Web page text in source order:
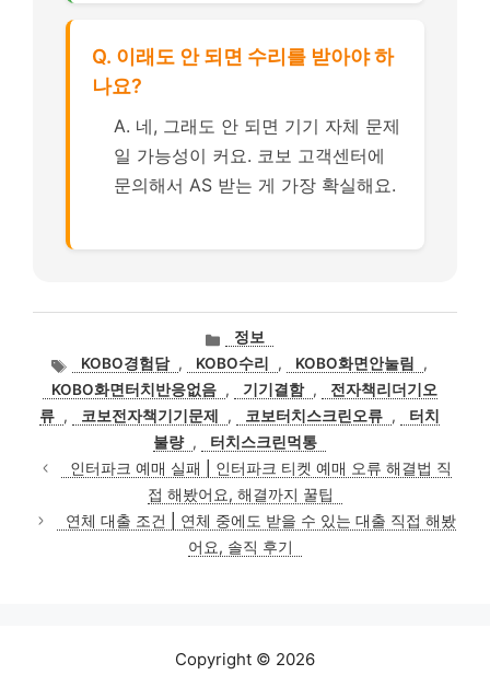
Q. 이래도 안 되면 수리를 받아야 하
나요?
A. 네, 그래도 안 되면 기기 자체 문제
일 가능성이 커요. 코보 고객센터에
문의해서 AS 받는 게 가장 확실해요.
카
테
고
리
정보
태
그
KOBO경험담 , KOBO수리 , KOBO화면안눌림
,
KOBO화면터치반응없음 , 기기결함 ,
전자책리더기오
류 , 코보전자책기기문제 , 코보터치스크린오류 ,
터치
불량 ,
터치스크린먹통
인터파크 예매 실패 | 인터파크 티켓 예매 오류 해결법 직
접 해봤어요, 해결까지 꿀팁
연체 대출 조건 | 연체 중에도 받을 수 있는 대출 직접 해봤
어요, 솔직 후기
Copyright © 2026